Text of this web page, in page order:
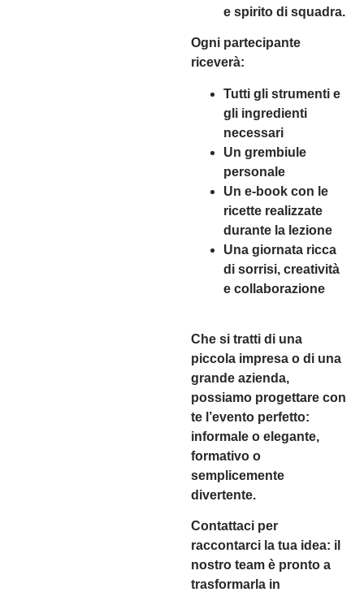
e spirito di squadra.
Ogni partecipante
riceverà:
Tutti gli strumenti e
gli ingredienti
necessari
Un grembiule
personale
Un e-book con le
ricette realizzate
durante la lezione
Una giornata ricca
di sorrisi, creatività
e collaborazione
Che si tratti di una
piccola impresa o di una
grande azienda,
possiamo progettare con
te l’evento perfetto:
informale o elegante,
formativo o
semplicemente
divertente.
Contattaci per
raccontarci la tua idea: il
nostro team è pronto a
trasformarla in